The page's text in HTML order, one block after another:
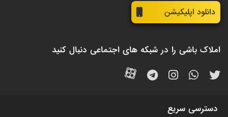
دانلود اپلیکیشن
املاک باشی را در شبکه های اجتماعی دنبال کنید
دسترسی سریع